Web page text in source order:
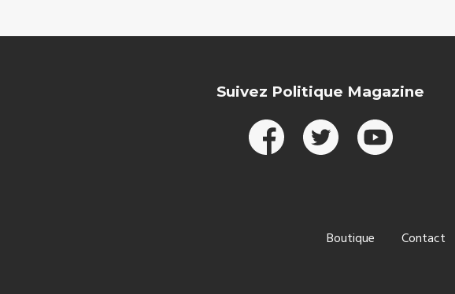
Suivez Politique Magazine
Boutique Contact